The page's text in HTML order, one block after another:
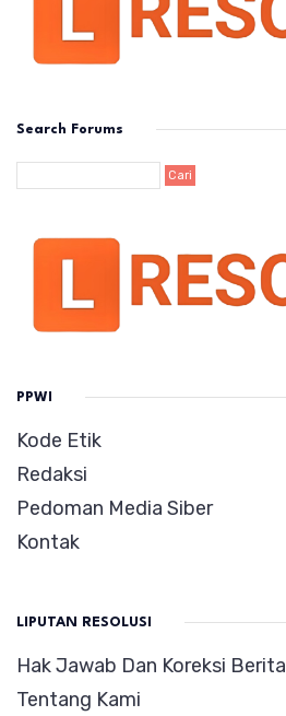
Search Forums
PPWI
Kode Etik
Redaksi
Pedoman Media Siber
Kontak
LIPUTAN RESOLUSI
Hak Jawab Dan Koreksi Berita
Tentang Kami